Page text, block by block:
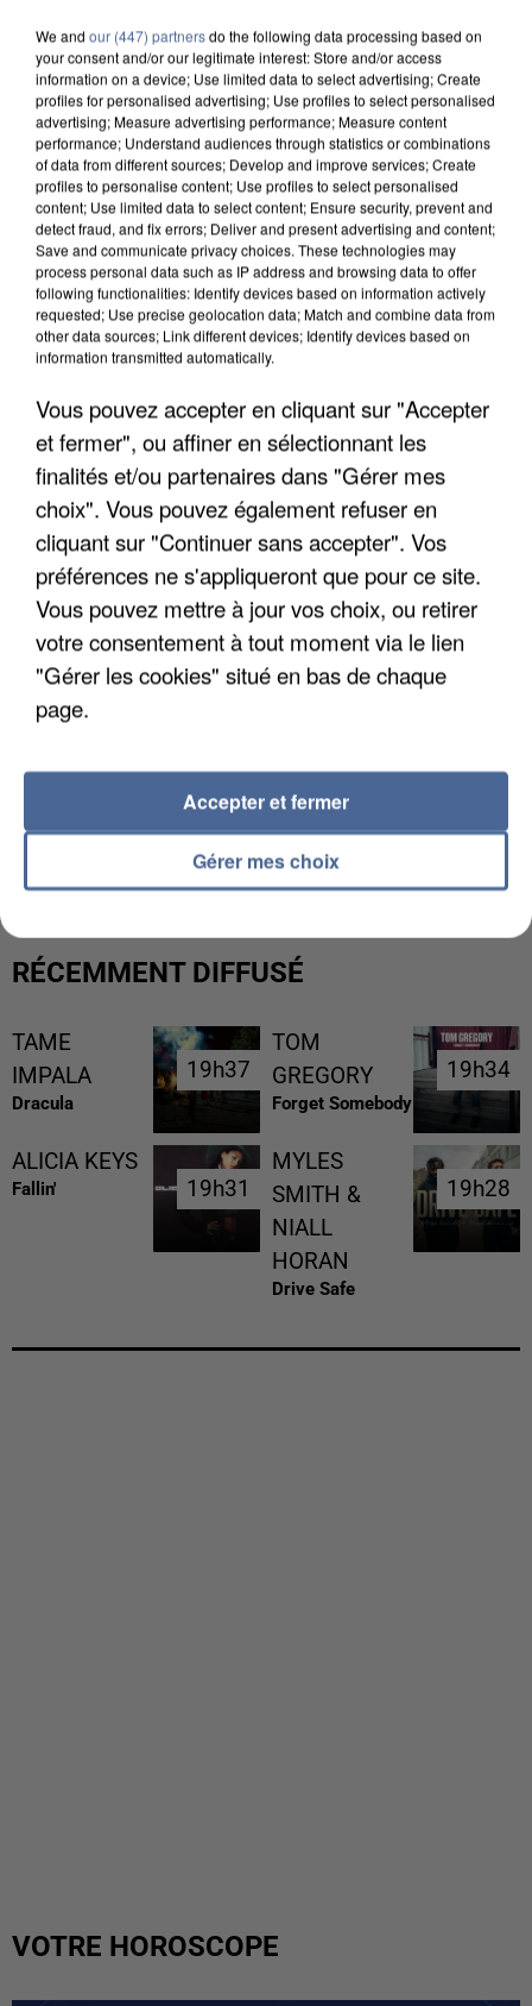
UN SECOND CADRE DE LA DZ MAFIA
UNE TOURISTE DE L’OISE EMPORTÉE PAR UNE
RÉCEMMENT DIFFUSÉ
TAME
IMPALA
Dracula
19h37
19h37
TOM
GREGORY
Forget Somebody
19h34
19h34
ALICIA KEYS
Fallin' 19h31
19h31
MYLES
SMITH &
NIALL
HORAN
Drive Safe
19h28
19h28
VOTRE HOROSCOPE
We and our (447) partnersdo the following data processing based on
your consent and/or our legitimate interest: Store and/or access
information on a device; Use limited data to select advertising; Create
profiles for personalised advertising; Use profiles to select personalised
advertising; Measure advertising performance; Measure content
performance; Understand audiences through statistics or combinations
of data from different sources; Develop and improve services; Create
profiles to personalise content; Use profiles to select personalised
content; Use limited data to select content; Ensure security, prevent and
detect fraud, and fix errors; Deliver and present advertising and content;
Save and communicate privacy choices. These technologies may
process personal data such as IP address and browsing data to offer
following functionalities: Identify devices based on information actively
requested; Use precise geolocation data; Match and combine data from
other data sources; Link different devices; Identify devices based on
information transmitted automatically.
Vous pouvez accepter en cliquant sur "Accepter
et fermer", ou affiner en sélectionnant les
finalités et/ou partenaires dans "Gérer mes
choix". Vous pouvez également refuser en
cliquant sur "Continuer sans accepter". Vos
préférences ne s'appliqueront que pour ce site.
Vous pouvez mettre à jour vos choix, ou retirer
votre consentement à tout moment via le lien
"Gérer les cookies" situé en bas de chaque
page.
Gérer mes choix
Accepter et fermer